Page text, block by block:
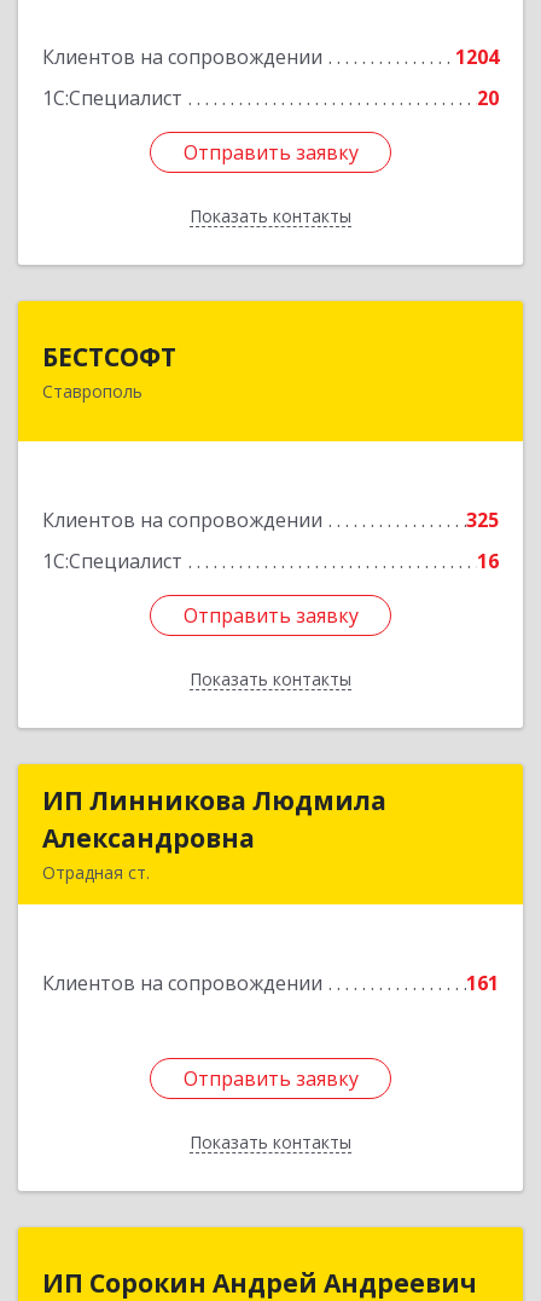
Клиентов на сопровождении
1204
1С:Специалист
20
Отправить заявку
Показать контакты
Отправить заявку
Назад
БЕСТСОФТ
Ставрополь
Клиентов на сопровождении
325
1С:Специалист
16
Отправить заявку
Показать контакты
355011, Ставропольский край, Ставрополь г,
Отправить заявку
Назад
ИП Линникова Людмила
Александровна
Отрадная ст.
Клиентов на сопровождении 161
Отправить заявку
Показать контакты
ИП Линникова Людмила
Подробнее
Отправить заявку
Назад
ИП Сорокин Андрей Андреевич
ИП Сорокин Андрей Андреевич